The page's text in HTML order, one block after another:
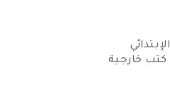
كتب خارجية